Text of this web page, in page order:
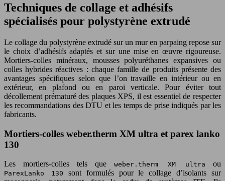
Techniques de collage et adhésifs
spécialisés pour polystyrène extrudé
Le collage du polystyrène extrudé sur un mur en parpaing repose sur
le choix d’adhésifs adaptés et sur une mise en œuvre rigoureuse.
Mortiers-colles minéraux, mousses polyuréthanes expansives ou
colles hybrides réactives : chaque famille de produits présente des
avantages spécifiques selon que l’on travaille en intérieur ou en
extérieur, en plafond ou en paroi verticale. Pour éviter tout
décollement prématuré des plaques XPS, il est essentiel de respecter
les recommandations des DTU et les temps de prise indiqués par les
fabricants.
Mortiers-colles weber.therm XM ultra et parex lanko
130
Les mortiers-colles tels que weber.therm XM ultra ou
ParexLanko 130
sont formulés pour le collage d’isolants sur